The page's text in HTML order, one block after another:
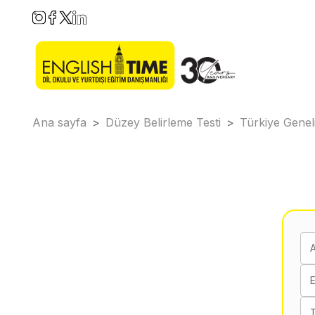
Ana sayfa > Düzey Belirleme Testi > Türkiye